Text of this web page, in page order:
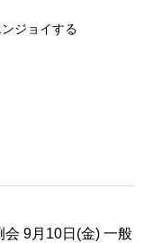
ジョイする
9月10日(金) 一般